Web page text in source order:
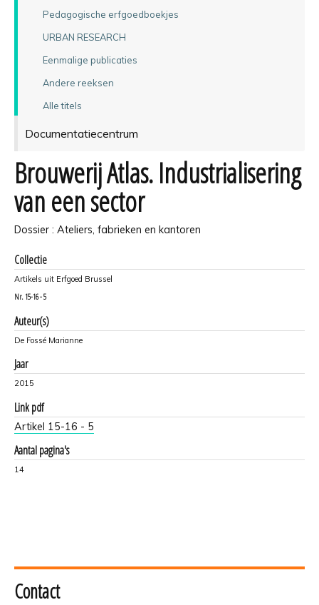
Pedagogische erfgoedboekjes
URBAN RESEARCH
Eenmalige publicaties
Andere reeksen
Alle titels
Documentatiecentrum
Brouwerij Atlas. Industrialisering
van een sector
Dossier : Ateliers, fabrieken en kantoren
Collectie
Artikels uit Erfgoed Brussel
Nr. 15-16 - 5
Auteur(s)
De Fossé Marianne
Jaar
2015
Link pdf
Artikel 15-16 - 5
Aantal pagina's
14
Contact